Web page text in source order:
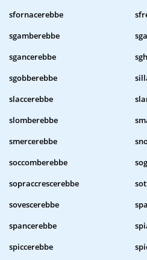
sfornacerebbe
sgamberebbe
sgancerebbe
sgobberebbe
slaccerebbe
slomberebbe
smercerebbe
soccomberebbe
sopraccrescerebbe
sovescerebbe
spancerebbe
spiccerebbe